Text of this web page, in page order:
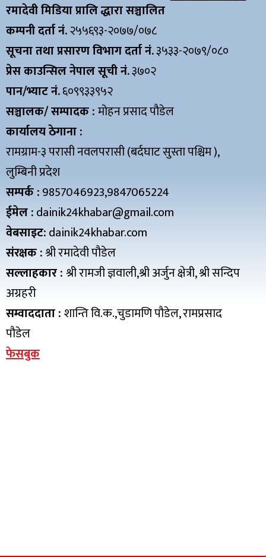
रमादेवी मिडिया प्रालि द्धारा सञ्चालित
कम्पनी दर्ता नं.२५५६९३-२०७७/०७८
सूचना तथा प्रसारण विभाग दर्ता नं.३५३३-२०७९/०८०
प्रेस काउन्सिल नेपाल सूची नं.३७०२
पान/भ्याट नं.६०९९३३९५२
सञ्चालक/ सम्पादक :मोहन प्रसाद पौडेल
कार्यालय ठेगाना :
रामग्राम-३ परासी नवलपरासी (बर्दघाट सुस्ता पश्चिम ),
लुम्बिनी प्रदेश
सम्पर्क :9857046923,9847065224
ईमेल :dainik24khabar@gmail.com
वेबसाइट:dainik24khabar.com
संरक्षक :श्री रमादेवी पौडेल
सल्लाहकार :श्री रामजी ज्ञवाली,श्री अर्जुन क्षेत्री, श्री सन्दिप
अग्रहरी
सम्वाददाता :शान्ति वि.क.,चुडामणि पौडेल, रामप्रसाद
पौडेल
फेसबुक